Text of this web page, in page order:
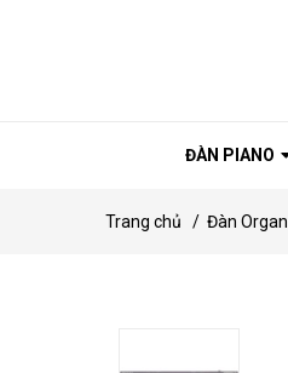
ĐÀN PIANO
Trang chủ / Đàn Organ